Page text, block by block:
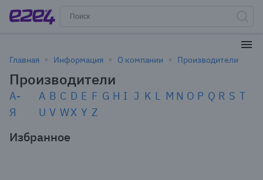
Главная Информация О компании Производители
Производители
А-
Я
A B C D E F G H I J K L M N O P Q R S T
U V WX Y Z
Избранное